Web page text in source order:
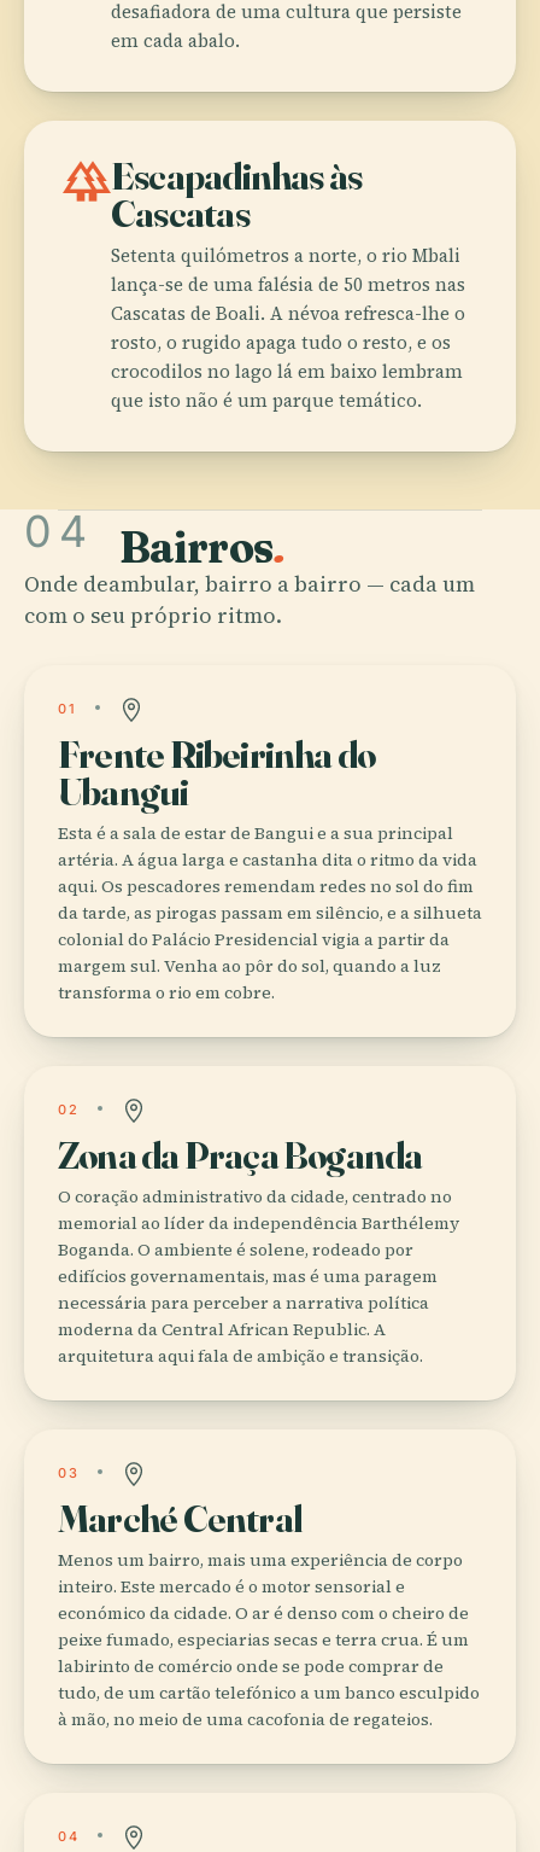
desafiadora de uma cultura que persiste
em cada abalo.
forestEscapadinhas às
Cascatas
Setenta quilómetros a norte, o rio Mbali
lança-se de uma falésia de 50 metros nas
Cascatas de Boali. A névoa refresca-lhe o
rosto, o rugido apaga tudo o resto, e os
crocodilos no lago lá em baixo lembram
que isto não é um parque temático.
04 Bairros.
Onde deambular, bairro a bairro — cada um
com o seu próprio ritmo.
01
Frente Ribeirinha do
Ubangui
Esta é a sala de estar de Bangui e a sua principal
artéria. A água larga e castanha dita o ritmo da vida
aqui. Os pescadores remendam redes no sol do fim
da tarde, as pirogas passam em silêncio, e a silhueta
colonial do Palácio Presidencial vigia a partir da
margem sul. Venha ao pôr do sol, quando a luz
transforma o rio em cobre.
02
Zona da Praça Boganda
O coração administrativo da cidade, centrado no
memorial ao líder da independência Barthélemy
Boganda. O ambiente é solene, rodeado por
edifícios governamentais, mas é uma paragem
necessária para perceber a narrativa política
moderna da Central African Republic. A
arquitetura aqui fala de ambição e transição.
03
Marché Central
Menos um bairro, mais uma experiência de corpo
inteiro. Este mercado é o motor sensorial e
económico da cidade. O ar é denso com o cheiro de
peixe fumado, especiarias secas e terra crua. É um
labirinto de comércio onde se pode comprar de
tudo, de um cartão telefónico a um banco esculpido
à mão, no meio de uma cacofonia de regateios.
04